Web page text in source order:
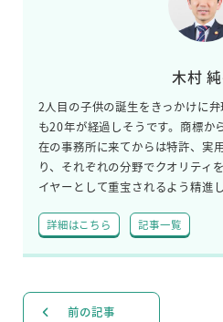
木村
2人目の子供の誕生をきっかけに
も20年が経過しそうです。商標か
在の事務所に来てからは特許、実
り、それぞれの分野でクオリティ
イヤーとして重宝されるよう精進
詳細はこちら 記事一覧
前の記事